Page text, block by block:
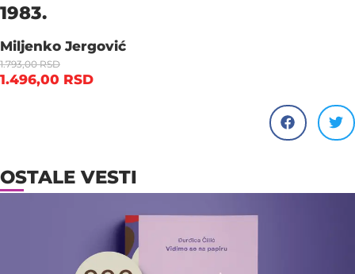
1983.
Miljenko Jergović
1.793,00RSD
1.496,00 RSD
OSTALE VESTI